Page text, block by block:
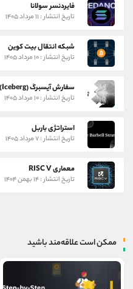
فایردنسر سولانا
تاریخ انتشار : ۱۱ مرداد ۱۴۰۵
شبکه انتقال بیت کوین
تاریخ انتشار : ۱۰ مرداد ۱۴۰۵
سفارش آیسبرگ (Iceberg)
تاریخ انتشار : ۱۰ مرداد ۱۴۰۵
استراتژی باربل
تاریخ انتشار : ۷ مرداد ۱۴۰۵
معماری RISC V
تاریخ انتشار : ۱۴ بهمن ۱۴۰۴
ممکن است علاقه‌مند باشید